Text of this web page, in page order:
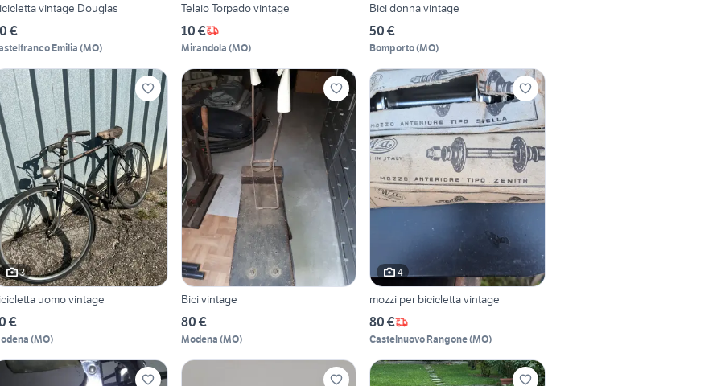
vintage Douglas
€
Emilia (MO)
Telaio Torpado vintage
10 €
Mirandola (MO)
Bici donna vintage
50 €
Bomporto(MO)
3
bicicletta uomo vintage
€
(MO)
Bici vintage
80 €
Modena (MO)
4
mozzi per bicicletta vintage
80 €
Castelnuovo Rangone(MO)